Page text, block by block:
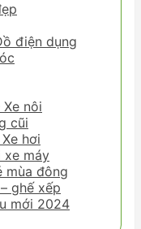
điện dụng
nôi
cũi
hơi
xe máy
mùa đông
ghế xếp
mới 2024